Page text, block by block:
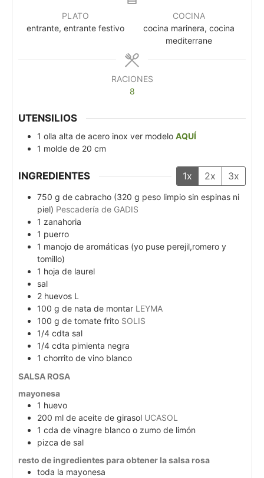
PLATO
entrante, entrante festivo
COCINA
cocina marinera, cocina
mediterrane
RACIONES
8
UTENSILIOS
1 olla alta de acero inox ver modelo AQUÍ
1 molde de 20 cm
INGREDIENTES 1x 2x 3x
750 g de cabracho (320 g peso limpio sin espinas ni
piel) Pescadería de GADIS
1 zanahoria
1 puerro
1 manojo de aromáticas (yo puse perejil,romero y
tomillo)
1 hoja de laurel
sal
2 huevos L
100 g de nata de montar LEYMA
100 g de tomate frito SOLIS
1/4 cdta sal
1/4 cdta pimienta negra
1 chorrito de vino blanco
SALSA ROSA
mayonesa
1 huevo
200 ml de aceite de girasol UCASOL
1 cda de vinagre blanco o zumo de limón
pizca de sal
resto de ingredientes para obtener la salsa rosa
toda la mayonesa